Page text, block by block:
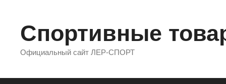
содержимому
Спортивные
Официальный сайт ЛЕР-СПОРТ